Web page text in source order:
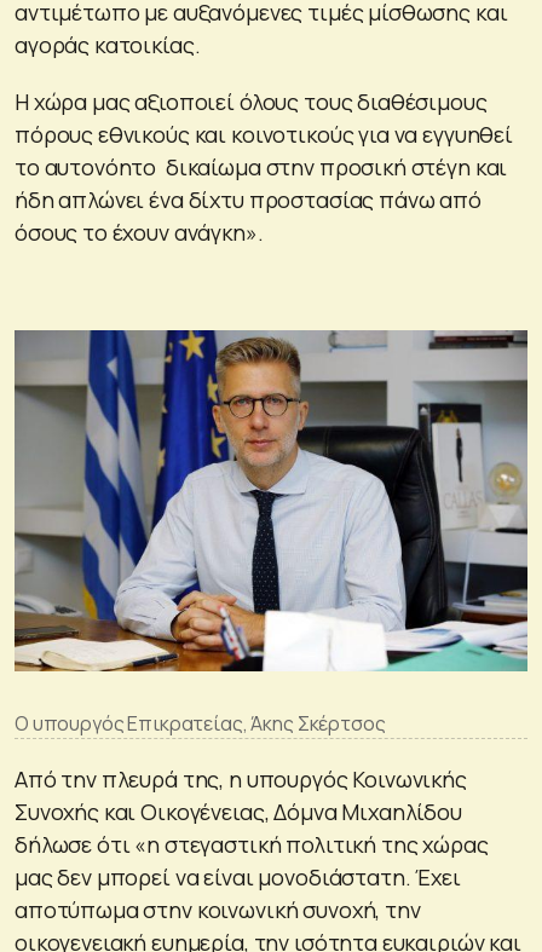
αντιμέτωπο με αυξανόμενες τιμές μίσθωσης και
αγοράς κατοικίας.
Η χώρα μας αξιοποιεί όλους τους διαθέσιμους
πόρους εθνικούς και κοινοτικούς για να εγγυηθεί
το αυτονόητο δικαίωμα στην προσική στέγη και
ήδη απλώνει ένα δίχτυ προστασίας πάνω από
όσους το έχουν ανάγκη».
Ο υπουργός Επικρατείας, Άκης Σκέρτσος
Από την πλευρά της, η υπουργός Κοινωνικής
Συνοχής και Οικογένειας, Δόμνα Μιχαηλίδου
δήλωσε ότι «η στεγαστική πολιτική της χώρας
μας δεν μπορεί να είναι μονοδιάστατη. Έχει
αποτύπωμα στην κοινωνική συνοχή, την
οικογενειακή ευημερία, την ισότητα ευκαιριών και